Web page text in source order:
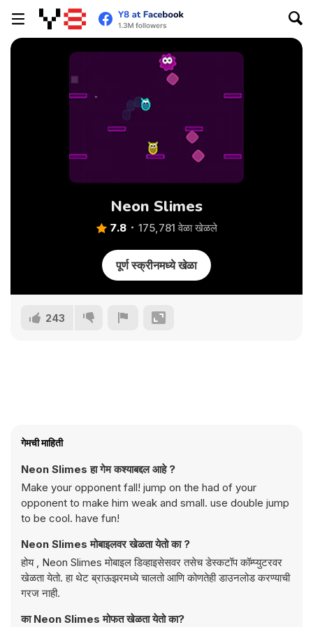
Neon Slimes
7.8 175,781 वेळा खेळले
पूर्ण स्क्रीनमध्ये खेळा
243
गेमची माहिती
Neon Slimes हा गेम कश्याबद्दल आहे ?
Make your opponent fall! jump on the had of your
opponent to make him weak and small. use double jump
to be cool. have fun!
Neon Slimes मोबाइलवर खेळता येतो का ?
होय , Neon Slimes मोबाइल डिव्हाइसेसवर तसेच डेस्कटॉप कॉम्प्युटरवर
खेळता येतो. हा थेट ब्राऊझरमध्ये चालतो आणि कोणतेही डाउनलोड करण्याची
गरज नाही.
का Neon Slimes मोफत खेळता येतो का?